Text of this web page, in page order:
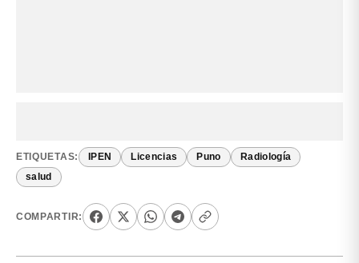
ETIQUETAS: IPEN Licencias Puno Radiología
salud
COMPARTIR: